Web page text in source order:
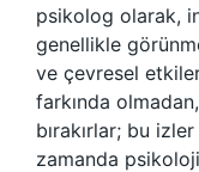
psikolog olarak,
genellikle
ve çevresel
farkında
bırakırlar; bu
zamanda